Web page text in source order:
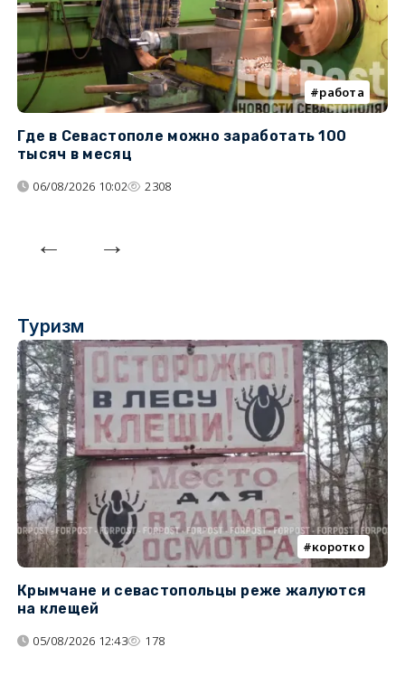
работа
Где в Севастополе можно заработать 100
тысяч в месяц
06/08/2026 10:02 2308
Туризм
коротко
Крымчане и севастопольцы реже жалуются
на клещей
05/08/2026 12:43 178